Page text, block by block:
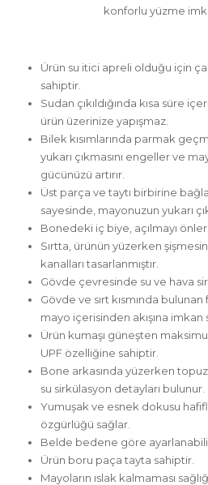
konforlu yüzme
Ürün su itici apreli olduğu için
sahiptir.
Sudan çıkıldığında kısa süre
ürün üzerinize yapışmaz.
Bilek kısımlarında parmak
yukarı çıkmasını engeller ve
gücünüzü artırır.
Üst parça ve taytı birbirine
sayesinde, mayonuzun yukarı
Bonedeki iç biye, açılmayı önler.
Sırtta, ürünün yüzerken
kanalları tasarlanmıştır.
Gövde çevresinde su ve hava
Gövde ve sırt kısmında
mayo içerisinden akışına imkan
Ürün kumaşı güneşten
UPF özelliğine sahiptir.
Bone arkasında yüzerken
su sirkülasyon detayları bulunur.
Yumuşak ve esnek dokusu
özgürlüğü sağlar.
Belde bedene göre
Ürün boru paça tayta sahiptir.
Mayoların ıslak kalmaması